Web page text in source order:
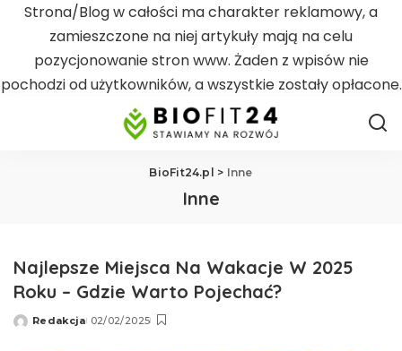
Strona/Blog w całości ma charakter reklamowy, a
zamieszczone na niej artykuły mają na celu
pozycjonowanie stron www. Żaden z wpisów nie
pochodzi od użytkowników, a wszystkie zostały opłacone.
BioFit24.pl > Inne
Inne
Najlepsze Miejsca Na Wakacje W 2025
Roku – Gdzie Warto Pojechać?
Wysłany
Redakcja 02/02/2025